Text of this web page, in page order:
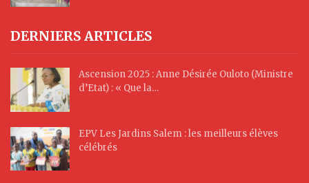
DERNIERS ARTICLES
Ascension 2025 : Anne Désirée Ouloto (Ministre
d’Etat) : « Que la…
EPV Les Jardins Salem : les meilleurs élèves
célébrés